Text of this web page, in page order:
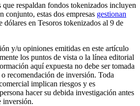
que respaldan fondos tokenizados incluyen
estas dos empresas gestionan
dólares en Tesoros tokenizados al 9 de
y/u opiniones emitidas en este artículo
los puntos de vista o la línea editorial
aquí expuesta no debe ser tomada
recomendación de inversión. Toda
implican riesgos y es
hacer su debida investigación antes
inversión.